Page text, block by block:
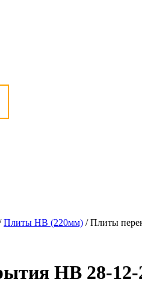
Плиты НВ (220мм) / Плиты
НВ 28-12-